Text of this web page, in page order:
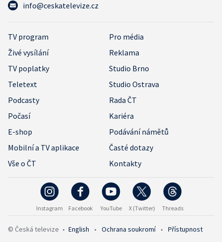
info@ceskatelevize.cz
TV program
Pro média
Živé vysílání
Reklama
TV poplatky
Studio Brno
Teletext
Studio Ostrava
Podcasty
Rada ČT
Počasí
Kariéra
E-shop
Podávání námětů
Mobilní a TV aplikace
Časté dotazy
Vše o ČT
Kontakty
Instagram Facebook YouTube X (Twitter) Threads
© Česká televize • English • Ochrana soukromí • Přístupnost